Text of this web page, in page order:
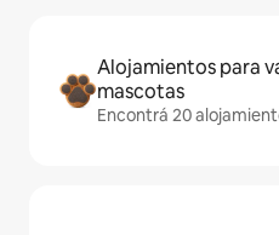
Alojamientos para
mascotas
Encontrá 20